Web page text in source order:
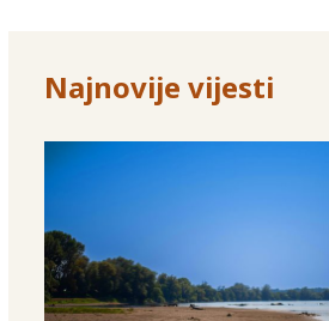
Najnovije vijesti